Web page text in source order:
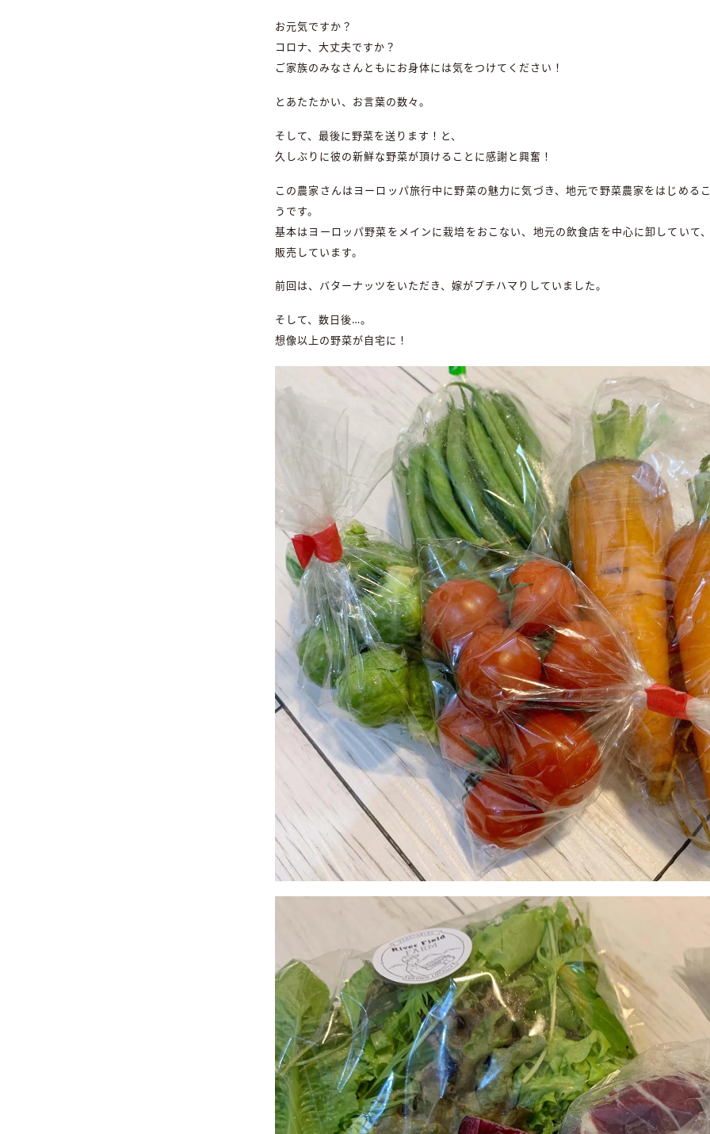
お元気ですか？
コロナ、大丈夫ですか？
ご家族のみなさんともにお身体には気をつけてください！
とあたたかい、お言葉の数々。
そして、最後に野菜を送ります！と、
久しぶりに彼の新鮮な野菜が頂けることに感謝と興奮！
この農家さんはヨーロッパ旅行中に野菜の魅力に気づき、地元で野菜農家をはじめる
うです。
基本はヨーロッパ野菜をメインに栽培をおこない、地元の飲食店を中心に卸していて
販売しています。
前回は、バターナッツをいただき、嫁がプチハマりしていました。
そして、数日後…。
想像以上の野菜が自宅に！